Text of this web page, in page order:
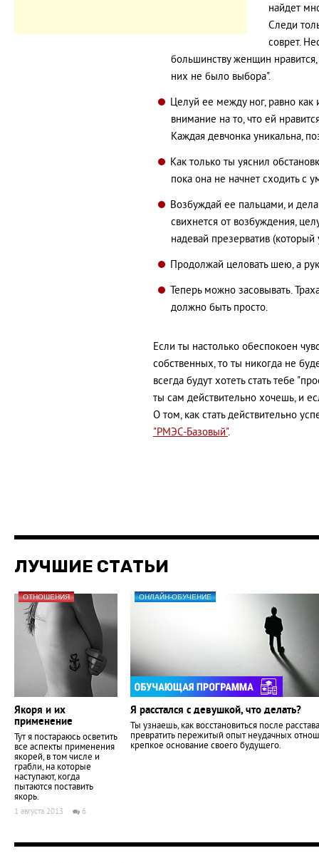
найдет
Следи
соврет.
большинству женщин нравится,
них не было выбора".
Целуй ее между ног, равно
внимание на то, что ей
Каждая девчонка уникальна,
Как только ты уяснил
пока она не начнет сходить с
Возбуждай ее пальцами, и
свихнется от возбуждения,
надевай презерватив
Продолжай целовать шею, а
Теперь можно засовывать.
должно быть просто.
Если ты настолько обеспокоен
собственных, то ты никогда не
всегда будут хотеть стать тебе
ты сам действительно хочешь, и
О том, как стать действительно
"РМЭС-Базовый".
ЛУЧШИЕ СТАТЬИ
ОТНОШЕНИЯ
Якоря и их
применение
Тут я постараюсь осветить
все аспекты применения
якорей, в том числе и
грабли, на которые
наступают, когда
пытаются поставить
якорь.
1 августа 2013 6
ОНЛАЙН-ОБУЧЕНИЕ
Я расстался с девушкой, что делать?
Ты узнаешь, как восстановиться после
превратить пережитый опыт неудачных
крепкое основание своего будущего.